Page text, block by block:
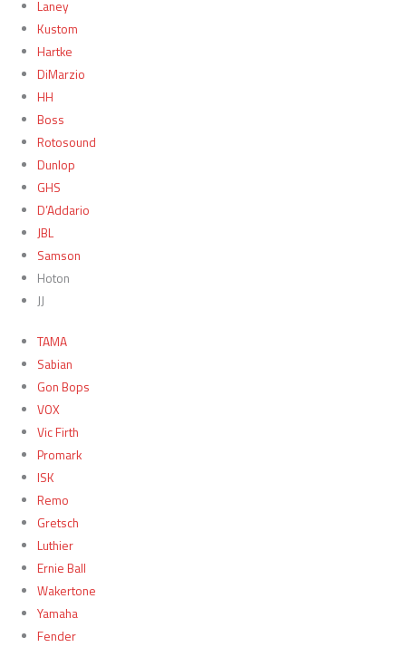
Laney
Kustom
Hartke
DiMarzio
HH
Boss
Rotosound
Dunlop
GHS
D’Addario
JBL
Samson
Hoton
JJ
TAMA
Sabian
Gon Bops
VOX
Vic Firth
Promark
ISK
Remo
Gretsch
Luthier
Ernie Ball
Wakertone
Yamaha
Fender